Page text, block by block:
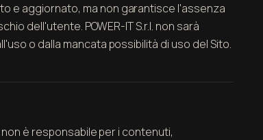
e aggiornato, ma non garantisce l'assenza
dell'utente. POWER-IT S.r.l. non sarà
o dalla mancata possibilità di uso del Sito.
non è responsabile per i contenuti,